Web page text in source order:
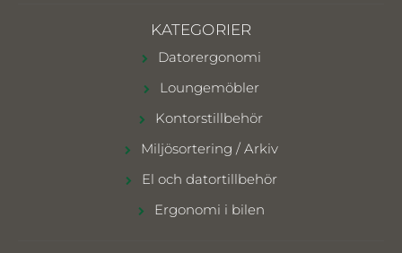
KATEGORIER
Datorergonomi
Loungemöbler
Kontorstillbehör
Miljösortering / Arkiv
El och datortillbehör
Ergonomi i bilen